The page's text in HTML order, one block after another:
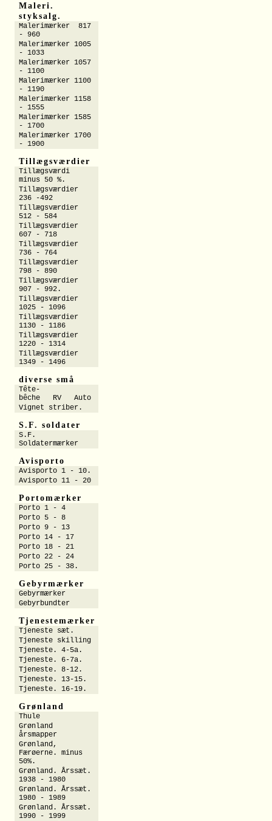
Maleri.
styksalg.
Malerimærker 817
- 960
Malerimærker 1005
- 1033
Malerimærker 1057
- 1100
Malerimærker 1100
- 1190
Malerimærker 1158
- 1555
Malerimærker 1585
- 1700
Malerimærker 1700
- 1900
Tillægsværdier
Tillægsværdi
minus 50 %.
Tillægsværdier
236 -492
Tillægsværdier
512 - 584
Tillægsværdier
607 - 718
Tillægsværdier
736 - 764
Tillægsværdier
798 - 890
Tillægsværdier
907 - 992.
Tillægsværdier
1025 - 1096
Tillægsværdier
1130 - 1186
Tillægsværdier
1220 - 1314
Tillægsværdier
1349 - 1496
diverse små
Tête-
bêche RV Auto
Vignet striber.
S.F. soldater
S.F.
Soldatermærker
Avisporto
Avisporto 1 - 10.
Avisporto 11 - 20
Portomærker
Porto 1 - 4
Porto 5 - 8
Porto 9 - 13
Porto 14 - 17
Porto 18 - 21
Porto 22 - 24
Porto 25 - 38.
Gebyrmærker
Gebyrmærker
Gebyrbundter
Tjenestemærker
Tjeneste sæt.
Tjeneste skilling
Tjeneste. 4-5a.
Tjeneste. 6-7a.
Tjeneste. 8-12.
Tjeneste. 13-15.
Tjeneste. 16-19.
Grønland
Thule
Grønland
årsmapper
Grønland,
Færøerne. minus
50%.
Grønland. Årssæt.
1938 - 1980
Grønland. Årssæt.
1980 - 1989
Grønland. Årssæt.
1990 - 1999